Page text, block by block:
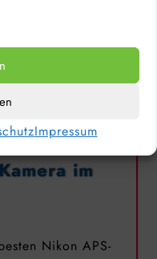
Impressum
im
Nikon APS-